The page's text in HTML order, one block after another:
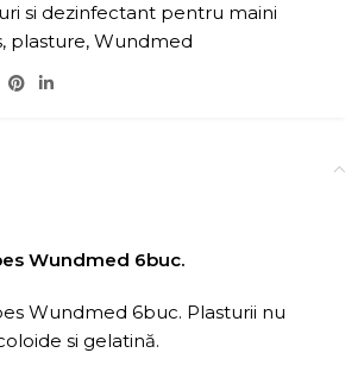
si dezinfectant pentru maini
, plasture, Wundmed
Wundmed 6buc.
Wundmed 6buc. Plasturii nu
si gelatină.